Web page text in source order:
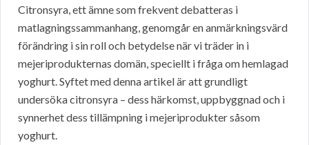
Citronsyra, ett ämne som frekvent debatteras i
matlagningssammanhang, genomgår en anmärkningsvärd
förändring i sin roll och betydelse när vi träder in i
mejeriprodukternas domän, speciellt i fråga om hemlagad
yoghurt. Syftet med denna artikel är att grundligt
undersöka citronsyra – dess härkomst, uppbyggnad och i
synnerhet dess tillämpning i mejeriprodukter såsom
yoghurt.